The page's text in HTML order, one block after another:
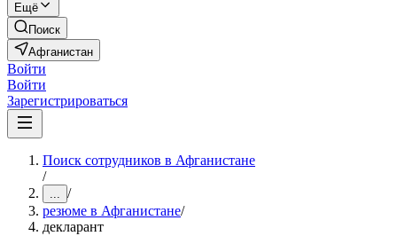
Ещё
Поиск
Афганистан
Войти
Войти
Зарегистрироваться
Поиск сотрудников в Афганистане
/
... /
резюме в Афганистане/
декларант